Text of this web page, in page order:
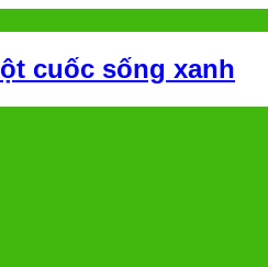
cuốc sống xanh